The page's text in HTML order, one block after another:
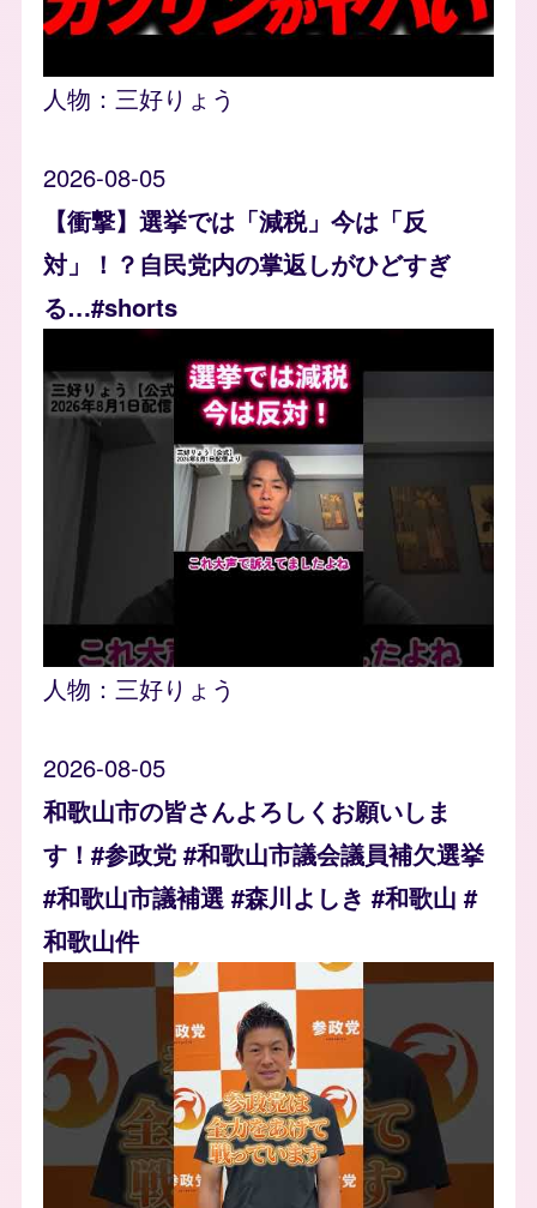
人物： 三好りょう
2026-08-05
【衝撃】選挙では「減税」今は「反
対」！？自民党内の掌返しがひどすぎ
る…#shorts
人物： 三好りょう
2026-08-05
和歌山市の皆さんよろしくお願いしま
す！#参政党 #和歌山市議会議員補欠選挙
#和歌山市議補選 #森川よしき #和歌山 #
和歌山件